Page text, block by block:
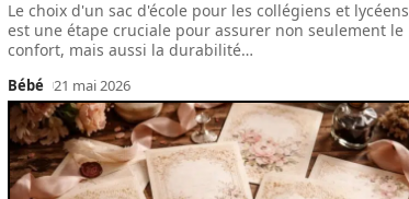
Le choix d'un sac d'école pour les collégiens et lycéens
est une étape cruciale pour assurer non seulement le
confort, mais aussi la durabilité…
Bébé 21 mai 2026